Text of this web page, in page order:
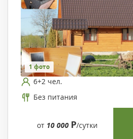
1 фото
6+2 чел.
Без питания
от 10 000 Р/сутки